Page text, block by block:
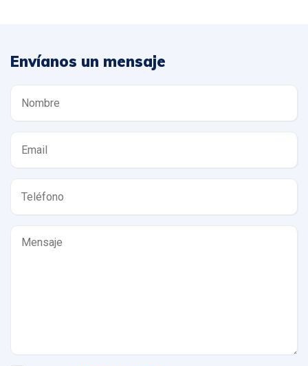
Envíanos un mensaje